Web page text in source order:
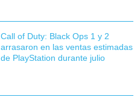
Call of Duty: Black Ops 1 y 2
arrasaron en las ventas estimadas
de PlayStation durante julio